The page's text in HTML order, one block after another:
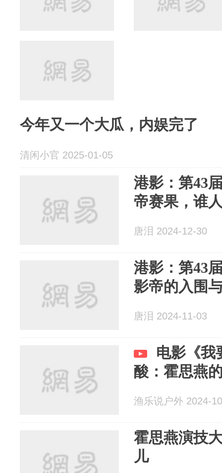
今年又一个大瓜，内娱完了
清闲小官 2025-01-05
港影：第43
帝赛果，谁
唐泪 2024-12-30
港影：第43
影帝的入围
唐泪 2024-11-03
电影《我
酸：霍思燕
渔乐说户外 2024-
霍思燕演技
儿